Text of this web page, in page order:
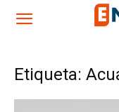
Etiqueta: